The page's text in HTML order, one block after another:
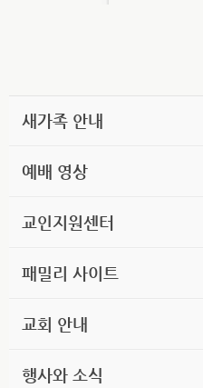
새가족 안내
예배 영상
교인지원센터
패밀리 사이트
교회 안내
행사와 소식